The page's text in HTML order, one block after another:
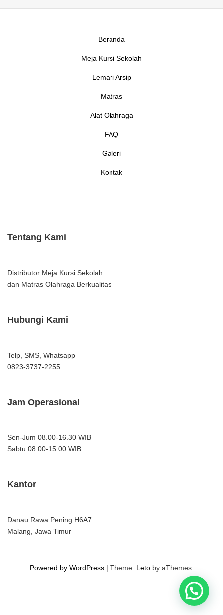
Beranda
Meja Kursi Sekolah
Lemari Arsip
Matras
Alat Olahraga
FAQ
Galeri
Kontak
Tentang Kami
Distributor Meja Kursi Sekolah
dan Matras Olahraga Berkualitas
Hubungi Kami
Telp, SMS, Whatsapp
0823-3737-2255
Jam Operasional
Sen-Jum 08.00-16.30 WIB
Sabtu 08.00-15.00 WIB
Kantor
Danau Rawa Pening H6A7
Malang, Jawa Timur
Powered by WordPress | Theme: Letoby aThemes.